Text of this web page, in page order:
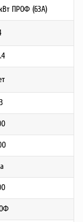
ПРОФ (63А)